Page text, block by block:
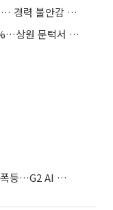
국회·법원·국민연금서 수습 길 열렸지만… 경력 불안감 해소책 필요③
美 클래리티 법안 연내 통과 가능성 13%…상원 문턱서 제동
‘中 D램 굴기’ CXMT, 데뷔 첫날 466% 폭등…G2 AI 패권 ‘쩐의 전쟁’